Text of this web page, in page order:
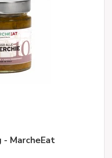
- MarcheEat